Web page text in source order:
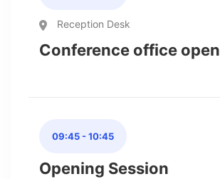
Reception Desk
Conference office open
09:45 - 10:45
Opening Session